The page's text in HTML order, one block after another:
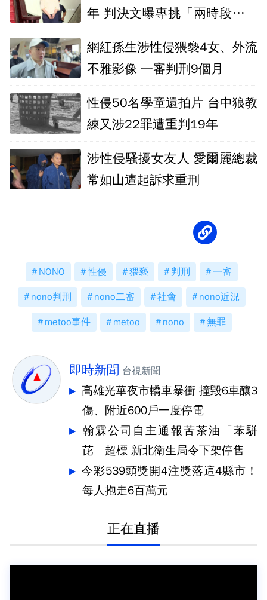
年 判決文曝專挑「兩時段」犯
網紅孫生涉性侵猥褻4女、外流
不雅影像 一審判刑9個月
性侵50名學童還拍片 台中狼教
練又涉22罪遭重判19年
涉性侵騷擾女友人 愛爾麗總裁
常如山遭起訴求重刑
NONO 性侵 猥褻 判刑 一審
nono判刑 nono二審 社會 nono近況
metoo事件 metoo nono 無罪
即時新聞 台視新聞
高雄光華夜市轎車暴衝 撞毀6車釀3
傷、附近600戶一度停電
翰霖公司自主通報苦茶油「苯駢
芘」超標 新北衛生局令下架停售
今彩539頭獎開4注獎落這4縣市！
每人抱走6百萬元
正在直播